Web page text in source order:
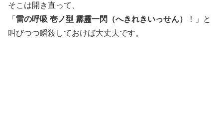
そこは開き直って、
「 雷の呼吸 壱ノ型 霹靂一閃（へきれきいっせん）
！」と
叫びつつ瞬殺しておけば大丈夫です。